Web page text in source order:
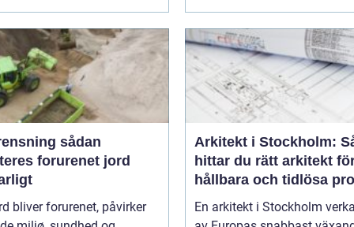
sådan
forurenet jord
bliver forurenet, påvirker
Arkitekt i Stockholm:
hittar du rätt arkitekt
hållbara och tidlösa
En arkitekt i Stockholm